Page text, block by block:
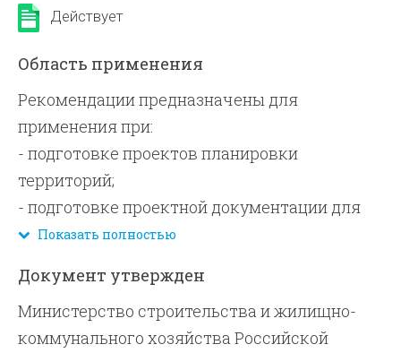
Действует
Область применения
Рекомендации предназначены для
применения при:
- подготовке проектов планировки
территорий;
- подготовке проектной документации для
строительства, реконструкции и
населенных пунктов (включая пешеходные
пространства, пути велосипедного
сообщения, объектов наземного
Показать полностью
Документ утвержден
Министерство строительства и жилищно-
коммунального хозяйства Российской